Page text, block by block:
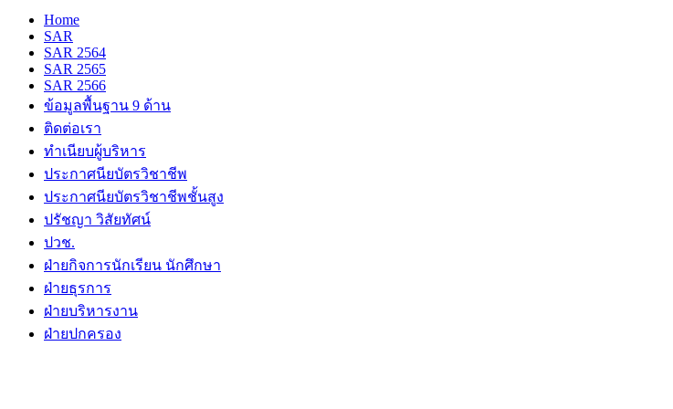
Home
SAR
SAR 2564
SAR 2565
SAR 2566
ข้อมูลพื้นฐาน 9 ด้าน
ติดต่อเรา
ทำเนียบผู้บริหาร
ประกาศนียบัตรวิชาชีพ
ประกาศนียบัตรวิชาชีพชั้นสูง
ปรัชญา วิสัยทัศน์
ปวช.
ฝ่ายกิจการนักเรียน นักศึกษา
ฝ่ายธุรการ
ฝ่ายบริหารงาน
ฝ่ายปกครอง